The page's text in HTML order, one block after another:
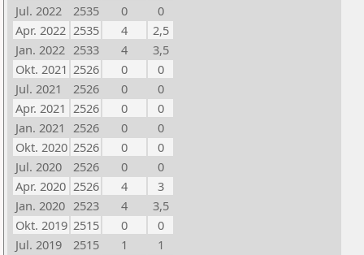
Jul. 2022
2535 0
0
Apr. 2022 2535 4
2,5
Jan. 2022 2533 4
3,5
Okt. 2021 2526 0
0
Jul. 2021
2526 0
0
Apr. 2021 2526 0
0
Jan. 2021 2526 0
0
Okt. 2020 2526 0
0
Jul. 2020
2526 0
0
Apr. 2020 2526 4
3
Jan. 2020 2523 4
3,5
Okt. 2019 2515 0
0
Jul. 2019
2515 1
1